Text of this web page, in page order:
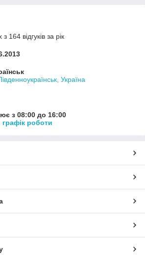
164 відгуків за рік
Україна
з 08:00 до 16:00
роботи